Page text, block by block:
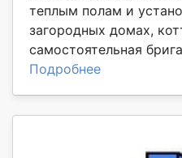
теплым полам и
загородных домах,
самостоятельная
Подробнее